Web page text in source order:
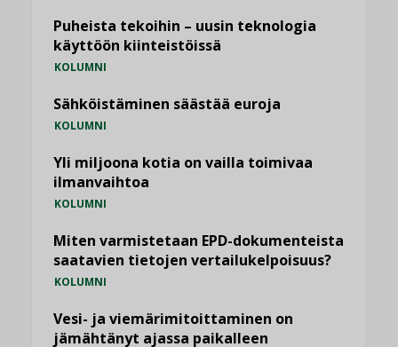
Puheista tekoihin – uusin teknologia
käyttöön kiinteistöissä
KOLUMNI
Sähköistäminen säästää euroja
KOLUMNI
Yli miljoona kotia on vailla toimivaa
ilmanvaihtoa
KOLUMNI
Miten varmistetaan EPD-dokumenteista
saatavien tietojen vertailukelpoisuus?
KOLUMNI
Vesi- ja viemärimitoittaminen on
jämähtänyt ajassa paikalleen